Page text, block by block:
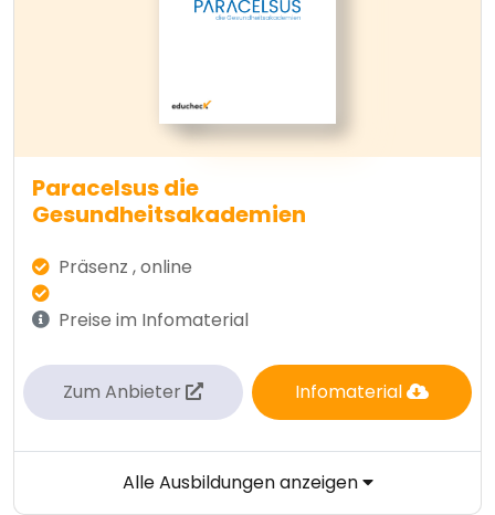
Paracelsus die
Gesundheitsakademien
Präsenz , online
Preise im Infomaterial
Zum Anbieter Infomaterial
Alle Ausbildungen anzeigen